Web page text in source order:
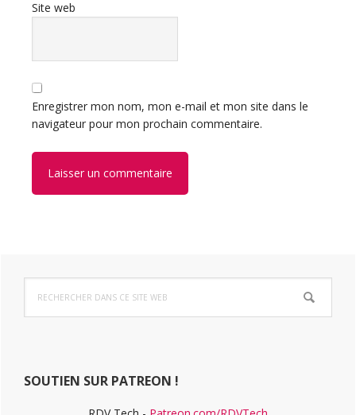
Site web
Enregistrer mon nom, mon e-mail et mon site dans le
navigateur pour mon prochain commentaire.
Barre
latérale
dans
ce
SOUTIEN SUR PATREON !